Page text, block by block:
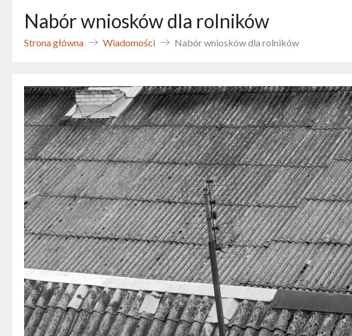
Nabór wniosków dla rolników
Strona główna Wiadomości Nabór wniosków dla rolników